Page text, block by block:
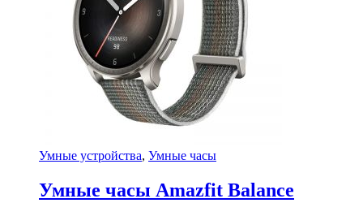
Умные устройства, Умные часы
Умные часы Amazfit Balance